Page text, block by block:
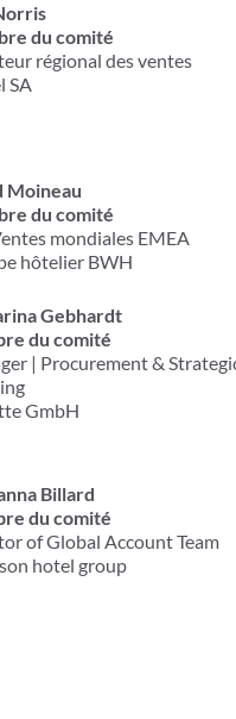
du comité
régional des ventes
SA
Moineau
du comité
mondiales EMEA
hôtelier BWH
Gebhardt
du comité
| Procurement &
GmbH
Billard
du comité
of Global Account Team
hotel group